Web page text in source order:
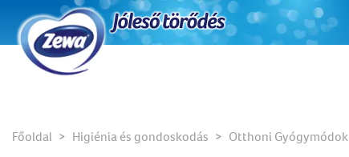
Főoldal Higiénia és gondoskodás Otthoni Gyógymódok